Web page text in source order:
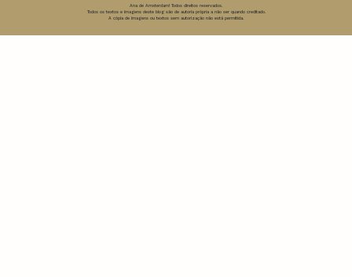
Ana de Amsterdam! Todos direitos reservados.
Todos os textos e imagens deste blog são de autoria própria a não ser quando creditado.
A cópia de imagens ou textos sem autorização não está permitida.